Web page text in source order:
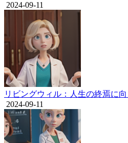
2024-09-11
リビングウィル：人生の終焉に向
2024-09-11